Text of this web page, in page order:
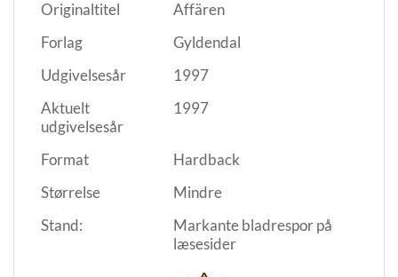
Originaltitel
Affären
Forlag
Gyldendal
Udgivelsesår
1997
Aktuelt
udgivelsesår
1997
Format
Hardback
Størrelse
Mindre
Stand:
Markante bladrespor på
læsesider